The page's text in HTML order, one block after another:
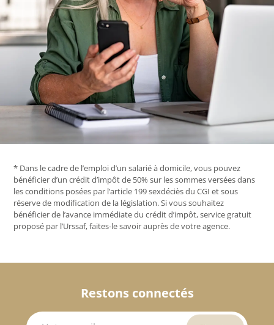
* Dans le cadre de l’emploi d’un salarié à domicile, vous pouvez
bénéficier d’un crédit d’impôt de 50% sur les sommes versées dans
les conditions posées par l’article 199 sexdéciès du CGI et sous
réserve de modification de la législation. Si vous souhaitez
bénéficier de l’avance immédiate du crédit d’impôt, service gratuit
proposé par l’Urssaf, faites-le savoir auprès de votre agence.
Restons connectés